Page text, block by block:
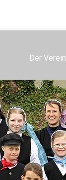
Der Verein